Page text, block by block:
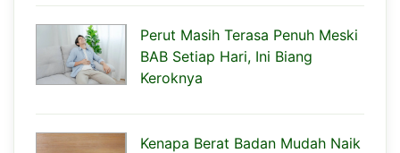
Perut Masih Terasa Penuh Meski
BAB Setiap Hari, Ini Biang
Keroknya
Kenapa Berat Badan Mudah Naik